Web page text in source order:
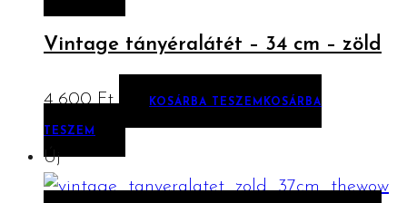
Vintage tányéralátét – 34 cm – zöld
4 600Ft KOSÁRBA TESZEM KOSÁRBA
TESZEM
Új